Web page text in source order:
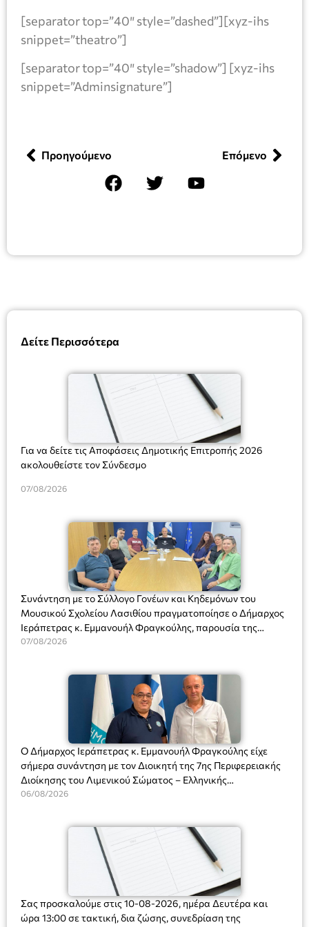
Δείτε Περισσότερα
Για να δείτε τις Αποφάσεις Δημοτικής Επιτροπής 2026
ακολουθείστε τον Σύνδεσμο
07/08/2026
Συνάντηση με το Σύλλογο Γονέων και Κηδεμόνων του
Μουσικού Σχολείου Λασιθίου πραγματοποίησε ο Δήμαρχος
Ιεράπετρας κ. Εμμανουήλ Φραγκούλης, παρουσία της
Διευθύντριας του σχολείου κας Μαριάννας Χαΐτα.
07/08/2026
Ο Δήμαρχος Ιεράπετρας κ. Εμμανουήλ Φραγκούλης είχε
σήμερα συνάντηση με τον Διοικητή της 7ης Περιφερειακής
Διοίκησης του Λιμενικού Σώματος – Ελληνικής
Ακτοφυλακής (Λ.Σ.-ΕΛ.ΑΚΤ.), Αρχιπλοίαρχο Λ.Σ. κ. Ιωάννη
06/08/2026
Σας προσκαλούμε στις 10-08-2026, ημέρα Δευτέρα και
ώρα 13:00 σε τακτική, δια ζώσης, συνεδρίαση της
[separator top=”40″ style=”dashed”][xyz-ihs
snippet=”theatro”]
[separator top=”40″ style=”shadow”] [xyz-ihs
snippet=”Adminsignature”]
Προηγούμενο Επόμενο